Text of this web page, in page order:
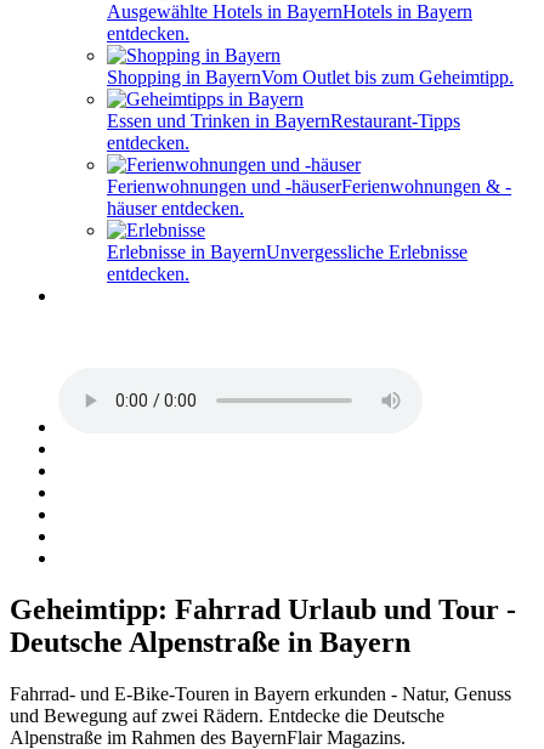
Ausgewählte Hotels in BayernHotels in Bayern
entdecken.
Shopping in BayernVom Outlet bis zum Geheimtipp.
Essen und Trinken in BayernRestaurant-Tipps
entdecken.
Ferienwohnungen und -häuserFerienwohnungen & -
häuser entdecken.
Erlebnisse in BayernUnvergessliche Erlebnisse
entdecken.
Geheimtipp: Fahrrad Urlaub und Tour -
Deutsche Alpenstraße in Bayern
Fahrrad- und E-Bike-Touren in Bayern erkunden - Natur, Genuss
und Bewegung auf zwei Rädern. Entdecke die Deutsche
Alpenstraße im Rahmen des BayernFlair Magazins.